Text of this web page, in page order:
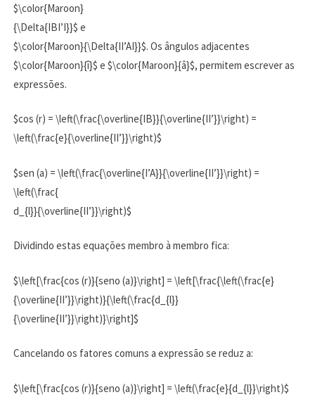
$\color{Maroon}
{\Delta{IBI’I}}$ e
$\color{Maroon}{\Delta{II’AI}}$. Os ângulos adjacentes
$\color{Maroon}{î}$ e $\color{Maroon}{â}$, permitem escrever as
expressões.
$cos (r) = \left(\frac{\overline{IB}}{\overline{II’}}\right) =
\left(\frac{e}{\overline{II’}}\right)$
$sen (a) = \left(\frac{\overline{I’A}}{\overline{II’}}\right) =
\left(\frac{
d_{l}}{\overline{II’}}\right)$
Dividindo estas equações membro à membro fica:
$\left[\frac{cos (r)}{seno (a)}\right] = \left[\frac{\left(\frac{e}
{\overline{II’}}\right)}{\left(\frac{d_{l}}
{\overline{II’}}\right)}\right]$
Cancelando os fatores comuns a expressão se reduz a:
$\left[\frac{cos (r)}{seno (a)}\right] = \left(\frac{e}{d_{l}}\right)$